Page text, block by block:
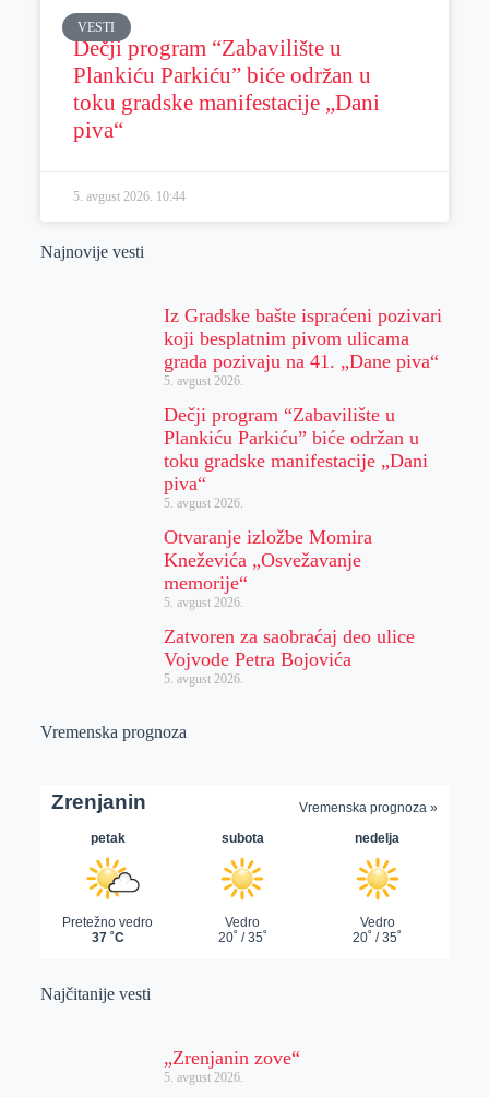
VESTI
Dečji program “Zabavilište u
Plankiću Parkiću” biće održan u
toku gradske manifestacije „Dani
piva“
5. avgust 2026. 10:44
Najnovije vesti
Iz Gradske bašte ispraćeni pozivari
koji besplatnim pivom ulicama
grada pozivaju na 41. „Dane piva“
5. avgust 2026.
Dečji program “Zabavilište u
Plankiću Parkiću” biće održan u
toku gradske manifestacije „Dani
piva“
5. avgust 2026.
Otvaranje izložbe Momira
Kneževića „Osvežavanje
memorije“
5. avgust 2026.
Zatvoren za saobraćaj deo ulice
Vojvode Petra Bojovića
5. avgust 2026.
Vremenska prognoza
Najčitanije vesti
„Zrenjanin zove“
5. avgust 2026.